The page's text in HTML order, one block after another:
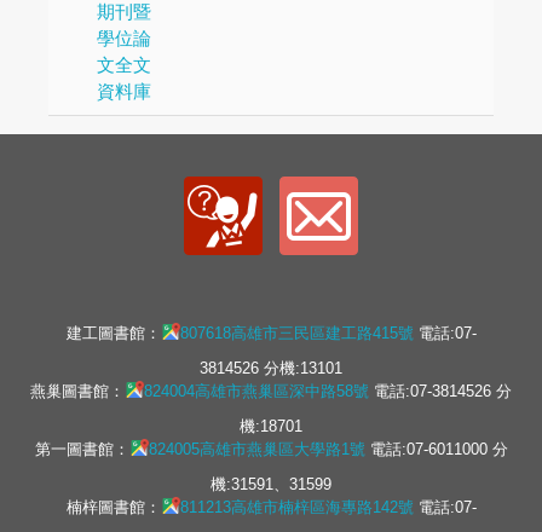
期刊暨
學位論
文全文
資料庫
建工圖書館： 807618高雄市三民區建工路415號電話:07-
3814526 分機:13101
燕巢圖書館：
824004高雄市燕巢區深中路58號 電話:07-3814526 分
機:18701
第一圖書館：
824005高雄市燕巢區大學路1號電話:07-6011000 分
機:31591、31599
楠梓圖書館：
811213高雄市楠梓區海專路142號電話:07-